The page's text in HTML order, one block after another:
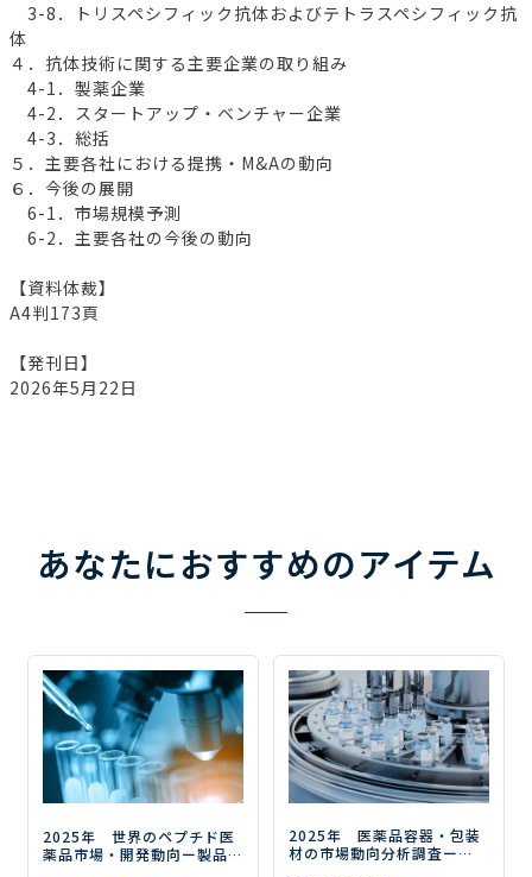
3-8．トリスペシフィック抗体およびテトラスペシフィック抗
体
４．抗体技術に関する主要企業の取り組み
4-1．製薬企業
4-2．スタートアップ・ベンチャー企業
4-3．総括
５．主要各社における提携・M&Aの動向
６．今後の展開
6-1．市場規模予測
6-2．主要各社の今後の動向
【資料体裁】
A4判173頁
【発刊日】
2026年5月22日
あなたにおすすめのアイテム
2025年 世界のペプチド医
薬品市場・開発動向ー製品
2025年 医薬品容器・包装
材の市場動向分析調査ー